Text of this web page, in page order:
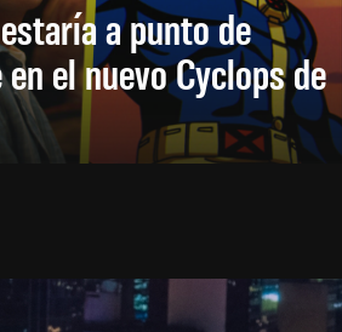
a punto de
el nuevo Cyclops de